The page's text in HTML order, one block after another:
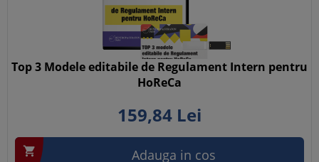
Top 3 Modele editabile de Regulament Intern pentru
HoReCa
159,84 Lei
 Adauga in cos